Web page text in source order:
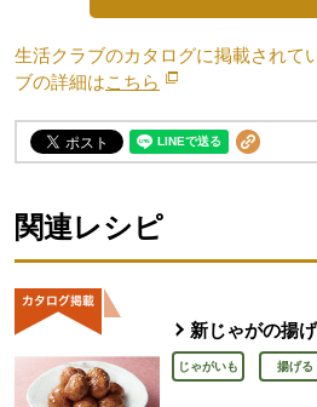
生活クラブのカタログに掲載されて
ブの詳細はこちら 別のウィンドウで
関連レシピ
新じゃがの揚
じゃがいも 揚げる